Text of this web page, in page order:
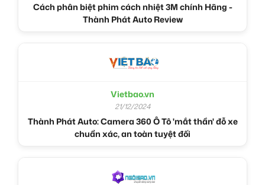
Cách phân biệt phim cách nhiệt 3M chính Hãng -
Thành Phát Auto Review
Vietbao.vn
21/12/2024
Thành Phát Auto: Camera 360 Ô Tô 'mắt thần' đỗ xe
chuẩn xác, an toàn tuyệt đối